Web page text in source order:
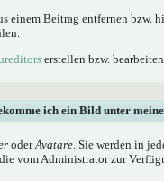
einem Beitrag entfernen bzw.
erstellen bzw.
ich ein Bild unter
oderAvatare. Sie werden in
vom Administrator zur